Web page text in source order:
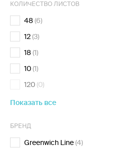
КОЛИЧЕСТВО ЛИСТОВ
48 (6)
12(3)
18 (1)
10(1)
120(0)
Показать все
БРЕНД
Greenwich Line(4)